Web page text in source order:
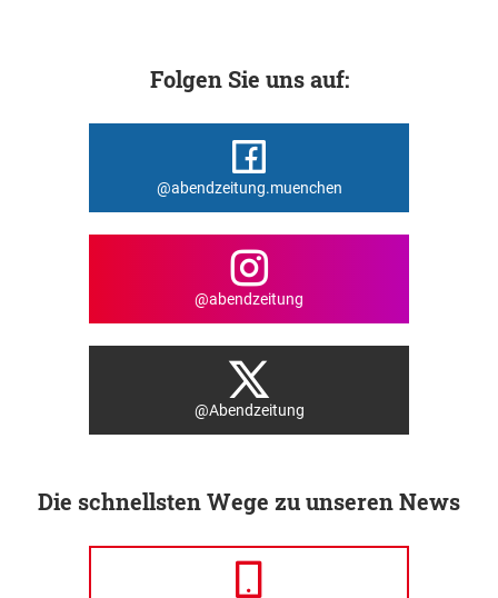
Folgen Sie uns auf:
@abendzeitung.muenchen
@abendzeitung
@Abendzeitung
Die schnellsten Wege zu unseren News